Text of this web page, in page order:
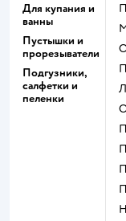
Для купания и
ванны
Пустышки и
прорезыватели
Подгузники,
салфетки и
пеленки